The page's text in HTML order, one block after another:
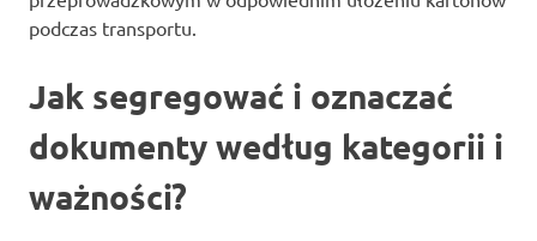
podczas transportu.
Jak segregować i oznaczać
dokumenty według kategorii i
ważności?